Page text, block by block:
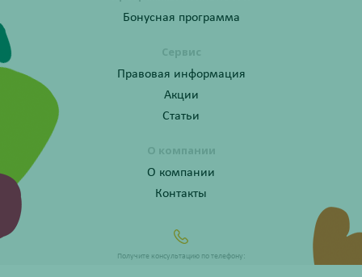
Бонусная программа
Сервис
Правовая информация
Акции
Статьи
О компании
О компании
Контакты
Получите консультацию по телефону: